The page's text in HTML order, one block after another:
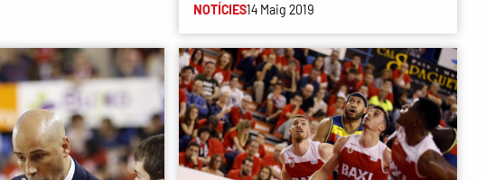
NOTÍCIES14 Maig 2019